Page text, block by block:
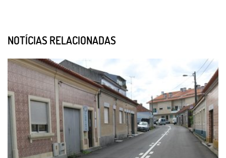
NOTÍCIAS RELACIONADAS